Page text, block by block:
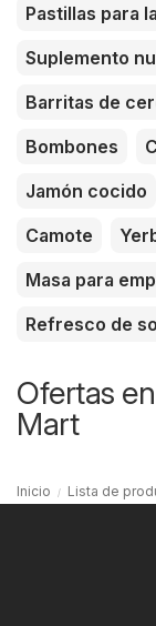
Pastillas para
Suplemento
Barritas de
Bombones
Jamón cocido
Camote
Masa para
Refresco de
Ofertas
Mart
Inicio Lista de